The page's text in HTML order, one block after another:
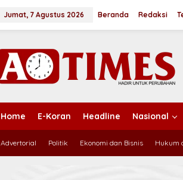
Jumat, 7 Agustus 2026 Beranda Redaksi
Home E-Koran Headline Nasional
Advertorial Politik Ekonomi dan Bisnis Hukum